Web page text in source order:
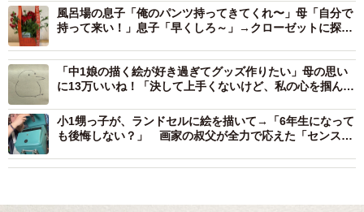
風呂場の息子「俺のパンツ持ってきてくれ〜」母「自分で
持って来い！」息子「早くしろ～」→クローゼットに探し
「中1娘の描く絵が好き過ぎてグッズ作りたい」母の思い
に13万いいね！「決して上手くないけど、私の心を掴んで
小1甥っ子が、ランドセルに絵を描いて→「6年生になって
も後悔しない？」 画家の叔父が全力で応えた「センスが